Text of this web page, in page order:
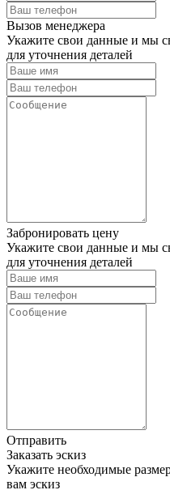
Вызов менеджера
Укажите свои данные и мы
для уточнения деталей
Забронировать цену
Укажите свои данные и мы
для уточнения деталей
Отправить
Заказать эскиз
Укажите необходимые
вам эскиз